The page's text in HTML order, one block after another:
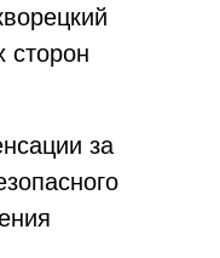
сторон
за